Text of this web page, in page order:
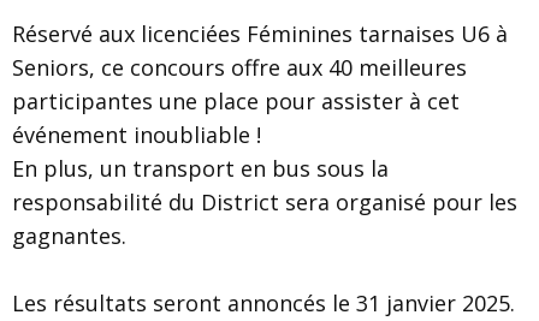
Réservé aux licenciées Féminines tarnaises U6 à
Seniors, ce concours offre aux 40 meilleures
participantes une place pour assister à cet
événement inoubliable !
En plus, un transport en bus sous la
responsabilité du District sera organisé pour les
gagnantes.
Les résultats seront annoncés le 31 janvier 2025.